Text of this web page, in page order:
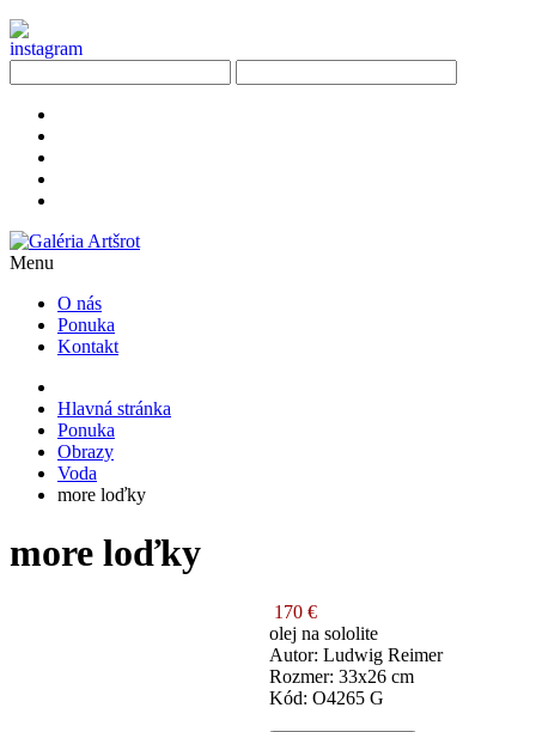
Menu
O nás
Ponuka
Kontakt
Hlavná stránka
Ponuka
Obrazy
Voda
more loďky
more loďky
170 €
olej na sololite
Autor: Ludwig Reimer
Rozmer: 33x26 cm
Kód: O4265 G